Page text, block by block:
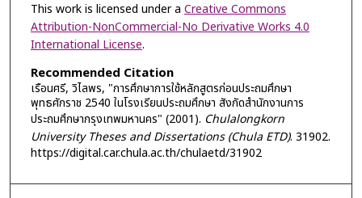
This work is licensed under a Creative Commons
Attribution-NonCommercial-No Derivative Works 4.0
International License.
Recommended Citation
เรือนศรี, วิไลพร, "การศึกษาการใช้หลักสูตรก่อนประถมศึกษา
พุทธศักราช 2540 ในโรงเรียนประถมศึกษา สังกัดสำนักงานการ
ประถมศึกษากรุงเทพมหานคร" (2001). Chulalongkorn
University Theses and Dissertations (Chula ETD). 31902.
https://digital.car.chula.ac.th/chulaetd/31902